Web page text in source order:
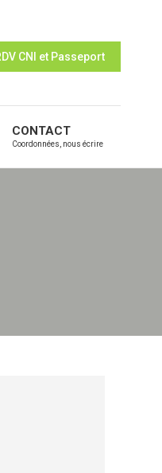
CNI et Passeport
CONTACT
Coordonnées, nous écrire